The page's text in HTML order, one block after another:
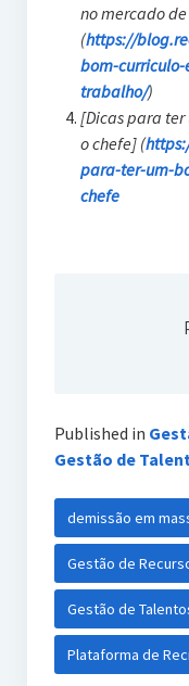
no mercado
(https://
bom-
trabalho/)
[Dicas para
o chefe] (
para-ter-um-
chefe
Published in
Gestão de
demissão em
Gestão de
Gestão de
Plataforma de